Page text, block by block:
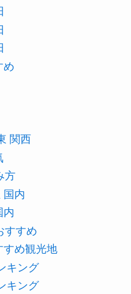
め
関西
方
国内
内
すすめ
すめ観光地
キング
キング